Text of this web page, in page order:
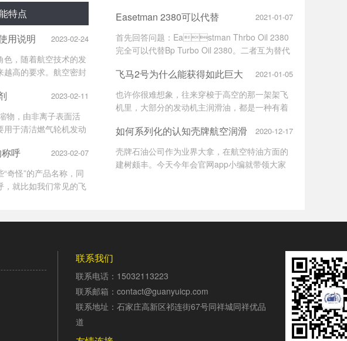
特点
用说明
2023-02-24
色，随着航空技术的发
要求。航空密封
泛，也在飞机维修过程中
2023-02-11
物，由非离子表面活
用于清洁燃气轮机发动
呼 2023-02-07
奇怪”的产品名称，同
比如我们常见的飞
Easetman 2380可以代替
2021-01-07
首先回答问题：Eastman Thrbo Oil 2380
完全可以代替Bp Turbo Oil 2380。二者互为替代
飞马2号为什么能获得如此巨大
2021-01-05
也许你很难想象，往来穿梭于高空的那一架架飞
机里，大部分的发动机主润滑油，都是一种有着
油。究竟是哪些闪光点让这个年至“古稀”的产品
依然精神焕发呢？
如何系列化的认知壳牌航空润滑
2020-12-17
壳牌石油公司作为业界大拿，在航空特油方面的
建树颇丰。今天今年会官网app小编就带领大家
联系我们
联系电话：15032113223
联系邮箱：contact@guanyuicp.com
联系地址：石家庄高新区祁连街67号同祥城同祥优品
道